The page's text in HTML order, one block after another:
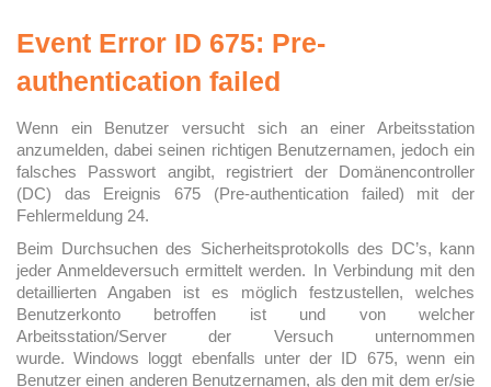
Event Error ID 675: Pre-
authentication failed
Wenn ein Benutzer versucht sich an einer Arbeitsstation
anzumelden, dabei seinen richtigen Benutzernamen, jedoch ein
falsches Passwort angibt, registriert der Domänencontroller
(DC) das Ereignis 675 (Pre-authentication failed) mit der
Fehlermeldung 24.
Beim Durchsuchen des Sicherheitsprotokolls des DC’s, kann
jeder Anmeldeversuch ermittelt werden. In Verbindung mit den
detaillierten Angaben ist es möglich festzustellen, welches
Benutzerkonto betroffen ist und von welcher
Arbeitsstation/Server der Versuch unternommen
wurde. Windows loggt ebenfalls unter der ID 675, wenn ein
Benutzer einen anderen Benutzernamen, als den mit dem er/sie